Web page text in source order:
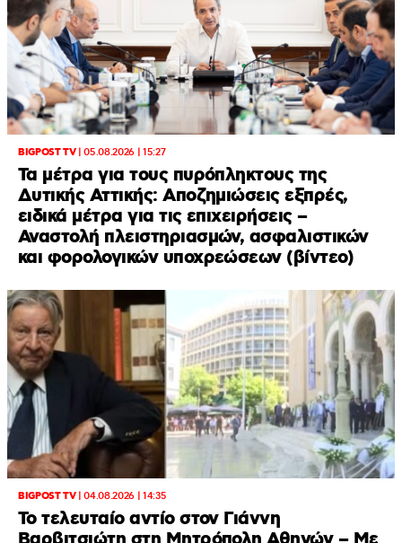
BIGPOST TV|05.08.2026 | 15:27
Τα μέτρα για τους πυρόπληκτους της
Δυτικής Αττικής: Αποζημιώσεις εξπρές,
ειδικά μέτρα για τις επιχειρήσεις –
Αναστολή πλειστηριασμών, ασφαλιστικών
και φορολογικών υποχρεώσεων (βίντεο)
BIGPOST TV|04.08.2026 | 14:35
Το τελευταίο αντίο στον Γιάννη